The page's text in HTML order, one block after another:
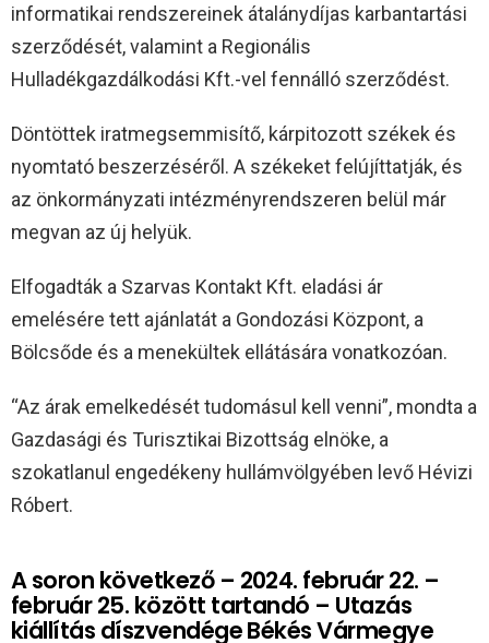
informatikai rendszereinek átalánydíjas karbantartási
szerződését, valamint a Regionális
Hulladékgazdálkodási Kft.-vel fennálló szerződést.
Döntöttek iratmegsemmisítő, kárpitozott székek és
nyomtató beszerzéséről. A székeket felújíttatják, és
az önkormányzati intézményrendszeren belül már
megvan az új helyük.
Elfogadták a Szarvas Kontakt Kft. eladási ár
emelésére tett ajánlatát a Gondozási Központ, a
Bölcsőde és a menekültek ellátására vonatkozóan.
“Az árak emelkedését tudomásul kell venni”, mondta a
Gazdasági és Turisztikai Bizottság elnöke, a
szokatlanul engedékeny hullámvölgyében levő Hévizi
Róbert.
A soron következő – 2024. február 22. –
február 25. között tartandó – Utazás
kiállítás díszvendége Békés Vármegye